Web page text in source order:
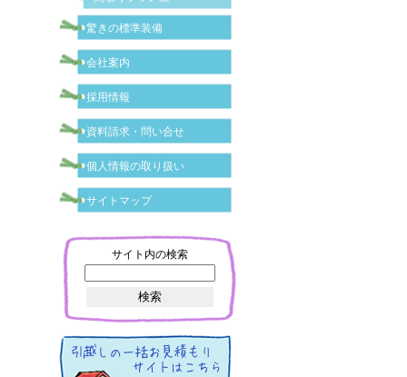
驚きの標準装備
会社案内
採用情報
資料請求・問い合せ
個人情報の取り扱い
サイトマップ
サイト内の検索